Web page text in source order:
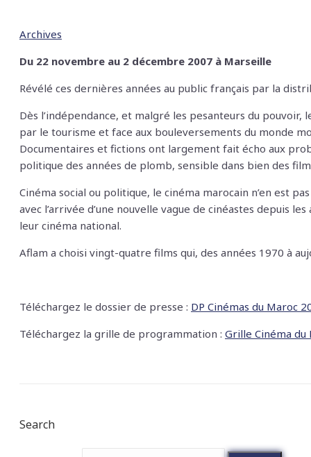
Archives
Du 22 novembre au 2 décembre 2007 à Marseille
Révélé ces dernières années au public français par la
Dès l’indépendance, et malgré les pesanteurs du
par le tourisme et face aux bouleversements du monde
Documentaires et fictions ont largement fait écho aux
politique des années de plomb, sensible dans bien des
Cinéma social ou politique, le cinéma marocain n’en est
avec l’arrivée d’une nouvelle vague de cinéastes depuis
leur cinéma national.
Aflam a choisi vingt-quatre films qui, des années 1970 à
Téléchargez le dossier de presse : DP Cinémas du Maroc
Téléchargez la grille de programmation : Grille Cinéma du
Search